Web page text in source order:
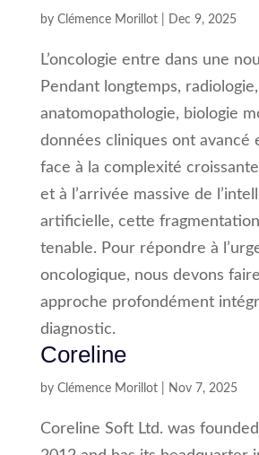
by Clémence Morillot| Dec 9, 2025
L’oncologie entre dans une
Pendant longtemps, radiologie,
anatomopathologie, biologie
données cliniques ont avancé
face à la complexité
et à l’arrivée massive de
artificielle, cette fragmentation
tenable. Pour répondre à
oncologique, nous devons
approche profondément
diagnostic.
Coreline
by Clémence Morillot| Nov 7, 2025
Coreline Soft Ltd. was